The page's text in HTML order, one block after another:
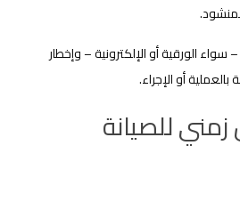
الورقية أو الإلكترونية – وإخطار
أو الإجراء.
للصيانة